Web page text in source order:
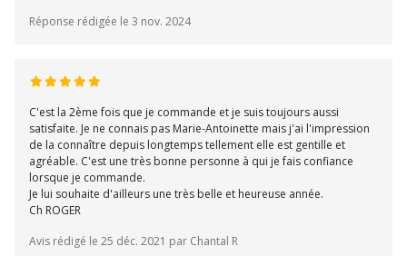
Réponse rédigée le 3 nov. 2024
C'est la 2ème fois que je commande et je suis toujours aussi
satisfaite. Je ne connais pas Marie-Antoinette mais j'ai l'impression
de la connaître depuis longtemps tellement elle est gentille et
agréable. C'est une très bonne personne à qui je fais confiance
lorsque je commande.
Je lui souhaite d'ailleurs une très belle et heureuse année.
Ch ROGER
Avis rédigé le 25 déc. 2021 par Chantal R